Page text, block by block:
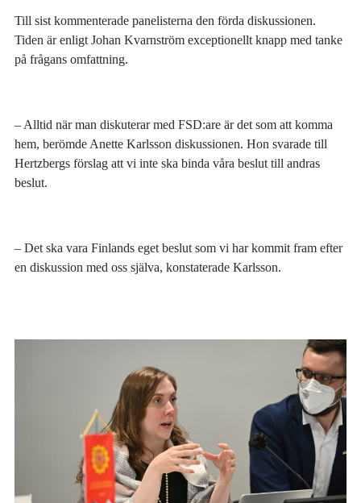
Till sist kommenterade panelisterna den förda diskussionen.
Tiden är enligt Johan Kvarnström exceptionellt knapp med tanke
på frågans omfattning.
– Alltid när man diskuterar med FSD:are är det som att komma
hem, berömde Anette Karlsson diskussionen. Hon svarade till
Hertzbergs förslag att vi inte ska binda våra beslut till andras
beslut.
– Det ska vara Finlands eget beslut som vi har kommit fram efter
en diskussion med oss själva, konstaterade Karlsson.